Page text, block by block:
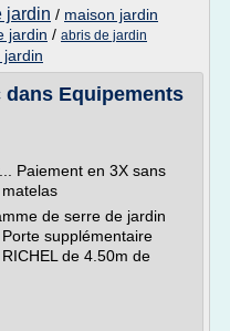
jardin / maison jardin
jardin / abris de jardin
jardin
Equipements
Paiement en 3X sans
de serre de jardin
supplémentaire
de 4.50m de